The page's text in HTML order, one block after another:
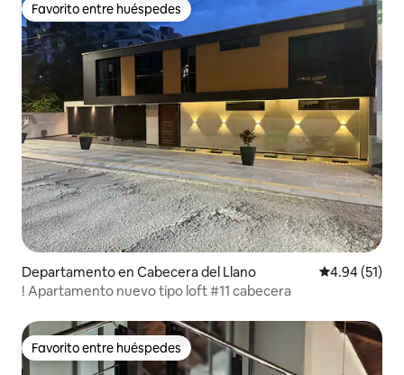
Favorito entre huéspedes
Favorito entre huéspedes
Departamento en Cabecera del Llano Calificación
4.94 (51)
! Apartamento nuevo tipo loft #11 cabecera
Favorito entre huéspedes
Favorito entre huéspedes